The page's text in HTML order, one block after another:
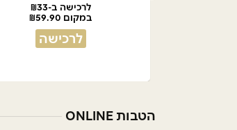
לרכישה ב-₪33
במקום ₪59.90
לרכישה
הטבות ONLINE